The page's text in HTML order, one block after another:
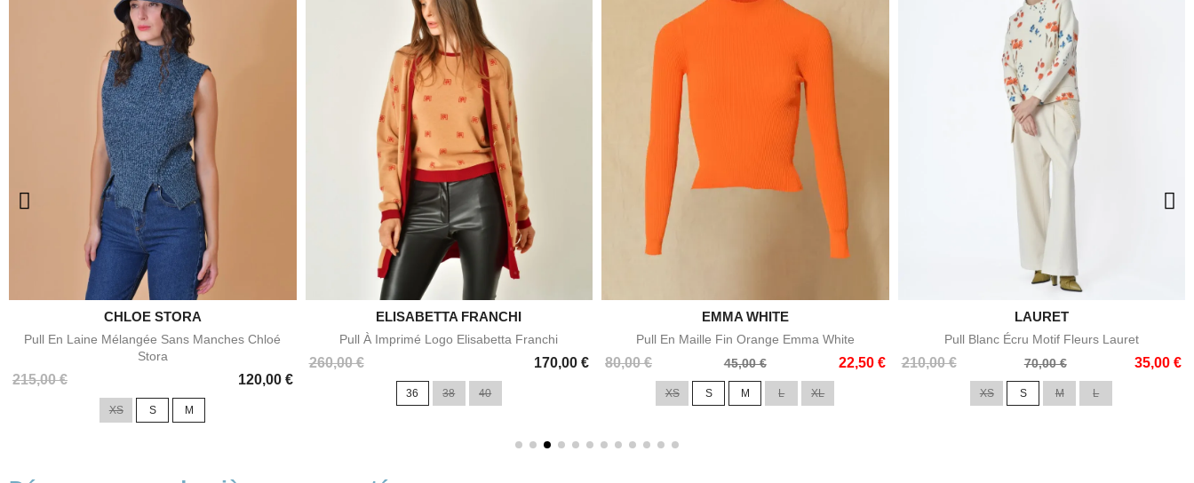
Aperçu rapide
CHLOE STORA
Pull En Laine Mélangée Sans Manches Chloé
Stora
215,00 € 120,00 €
Prix
XS S M
Aperçu rapide
ELISABETTA FRANCHI
Pull À Imprimé Logo Elisabetta Franchi
260,00 € 170,00 €
Prix
36 38 40
Aperçu rapide
EMMA WHITE
Pull En Maille Fin Orange Emma White
80,00 €
Prix
45,00 € 22,50 €
Prix
XS S M L XL
Aperçu rapide
LAURET
Pull Blanc Écru Motif Fleurs Lauret
210,00 €
Prix
70,00 € 35,00 €
Prix
XS S M L